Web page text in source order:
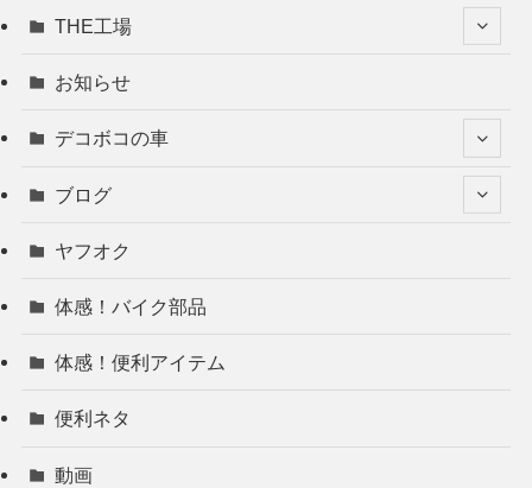
THE工場
お知らせ
デコボコの車
ブログ
ヤフオク
体感！バイク部品
体感！便利アイテム
便利ネタ
動画